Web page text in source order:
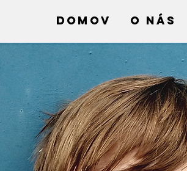
DOMOV O NÁS